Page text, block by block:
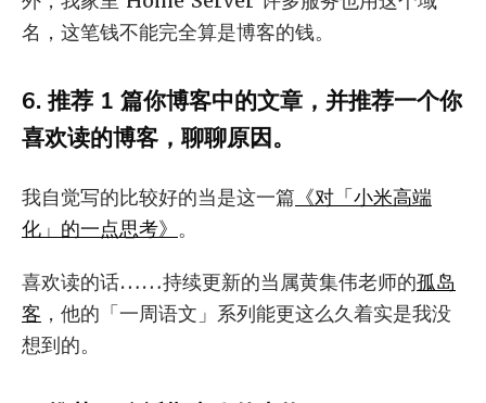
名，这笔钱不能完全算是博客的钱。
6. 推荐 1 篇你博客中的文章，并推荐一个你
喜欢读的博客，聊聊原因。
我自觉写的比较好的当是这一篇 《对「小米高端
化」的一点思考》 。
喜欢读的话……持续更新的当属黄集伟老师的孤岛
客 ，他的「一周语文」系列能更这么久着实是我没
想到的。